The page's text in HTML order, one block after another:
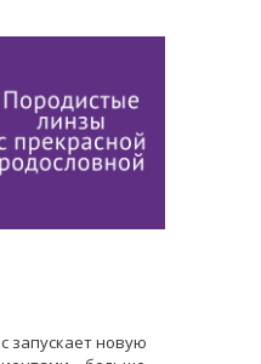
запускает новую